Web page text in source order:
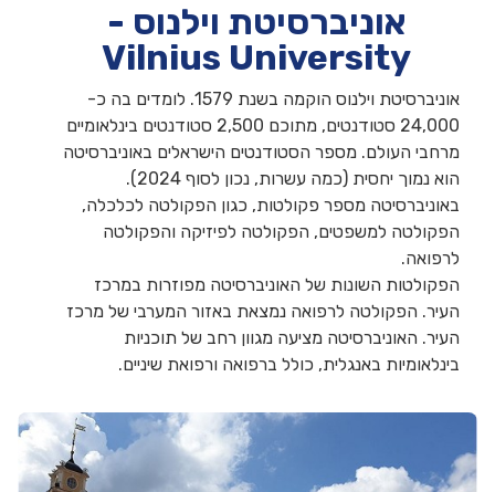
אוניברסיטת וילנוס -
Vilnius University
אוניברסיטת וילנוס הוקמה בשנת 1579. לומדים בה כ-
24,000 סטודנטים, מתוכם 2,500 סטודנטים בינלאומיים
מרחבי העולם. מספר הסטודנטים הישראלים באוניברסיטה
הוא נמוך יחסית (כמה עשרות, נכון לסוף 2024).
באוניברסיטה מספר פקולטות, כגון הפקולטה לכלכלה,
הפקולטה למשפטים, הפקולטה לפיזיקה והפקולטה
לרפואה.
הפקולטות השונות של האוניברסיטה מפוזרות במרכז
העיר. הפקולטה לרפואה נמצאת באזור המערבי של מרכז
העיר. האוניברסיטה מציעה מגוון רחב של תוכניות
בינלאומיות באנגלית, כולל ברפואה ורפואת שיניים.